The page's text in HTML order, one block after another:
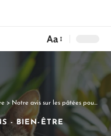
Aa
> Notre avis sur les pâtées pour chat sans céréales
- BIEN-ÊTRE